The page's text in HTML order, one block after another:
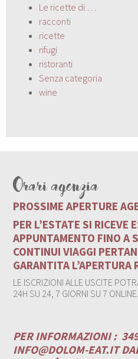
Le ricette di …
racconti
ricette
rifugi
ristoranti
Senza categoria
wine
Orari agenzia
PROSSIME APERTURE
PER L’ESTATE SI RICEVE
APPUNTAMENTO FINO A
CONTINUI VIAGGI
GARANTITA L’APERTURA
LE ISCRIZIONI ALLE USCITE
24H SU 24, 7 GIORNI SU 7 ONLINE.
PER INFORMAZIONI :
INFO@DOLOM-EAT.IT